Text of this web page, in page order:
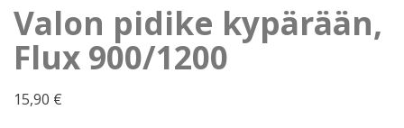
Valon pidike kypärään,
Flux 900/1200
15,90 €